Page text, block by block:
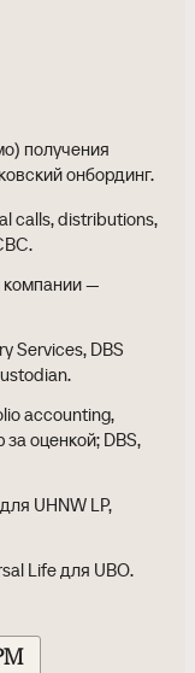
получения
онбординг.
calls, distributions,
—
Services, DBS
accounting,
оценкой; DBS,
UHNW LP,
Life для UBO.